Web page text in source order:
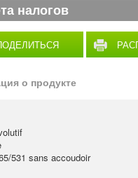
налогов
о продукте
531 sans accoudoir